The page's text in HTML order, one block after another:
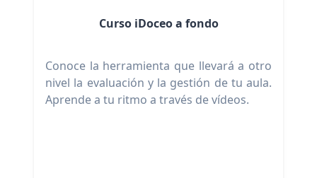
Curso iDoceo a fondo
Conoce la herramienta que llevará a otro
nivel la evaluación y la gestión de tu aula.
Aprende a tu ritmo a través de vídeos.